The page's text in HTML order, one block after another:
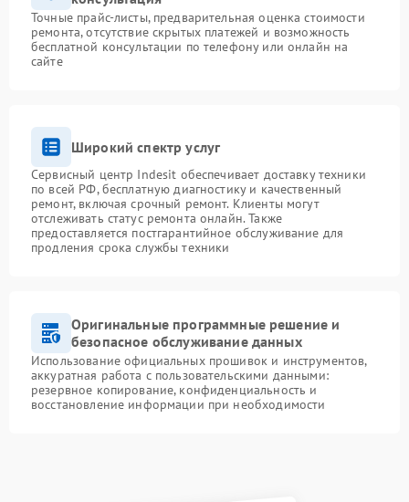
Точные прайс-листы, предварительная оценка стоимости
ремонта, отсутствие скрытых платежей и возможность
бесплатной консультации по телефону или онлайн на
сайте
Широкий спектр услуг
Сервисный центр Indesit обеспечивает доставку техники
по всей РФ, бесплатную диагностику и качественный
ремонт, включая срочный ремонт. Клиенты могут
отслеживать статус ремонта онлайн. Также
предоставляется постгарантийное обслуживание для
продления срока службы техники
Оригинальные программные решение и
безопасное обслуживание данных
Использование официальных прошивок и инструментов,
аккуратная работа с пользовательскими данными:
резервное копирование, конфиденциальность и
восстановление информации при необходимости